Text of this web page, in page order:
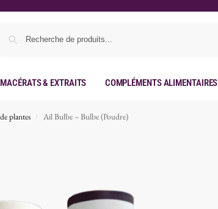
Macérats & Extraits Compléments Alimentaires
plantes / Ail Bulbe – Bulbe (Poudre)